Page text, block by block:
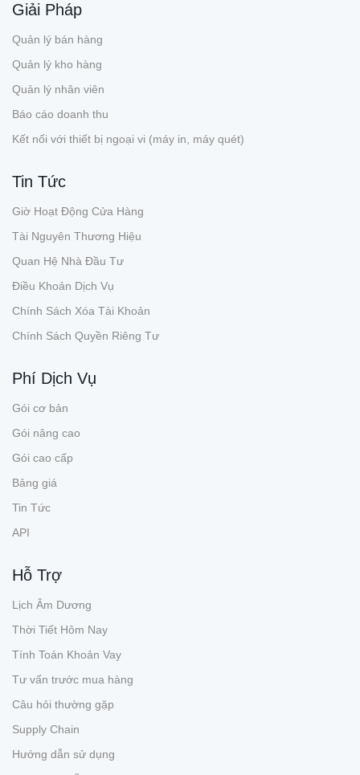
Giải Pháp
Quản lý bán hàng
Quản lý kho hàng
Quản lý nhân viên
Báo cáo doanh thu
Kết nối với thiết bị ngoại vi (máy in, máy quét)
Tin Tức
Giờ Hoạt Động Cửa Hàng
Tài Nguyên Thương Hiệu
Quan Hệ Nhà Đầu Tư
Điều Khoản Dịch Vụ
Chính Sách Xóa Tài Khoản
Chính Sách Quyền Riêng Tư
Phí Dịch Vụ
Gói cơ bản
Gói nâng cao
Gói cao cấp
Bảng giá
Tin Tức
API
Hỗ Trợ
Lịch Âm Dương
Thời Tiết Hôm Nay
Tính Toán Khoản Vay
Tư vấn trước mua hàng
Câu hỏi thường gặp
Supply Chain
Hướng dẫn sử dụng